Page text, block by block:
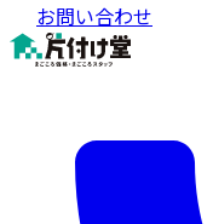
お問い合わせ